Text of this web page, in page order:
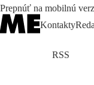
Prepnúť na mobilnú
Kontakty
RSS